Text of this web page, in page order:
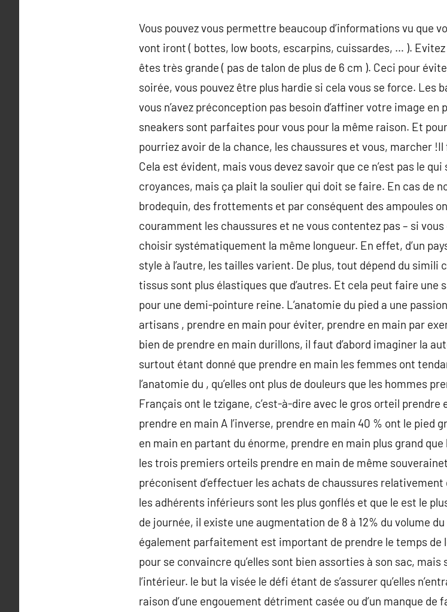
Vous pouvez vous permettre beaucoup d’informations vu que
vont iront ( bottes, low boots, escarpins, cuissardes, … ).
êtes très grande ( pas de talon de plus de 6 cm ). Ceci pour
soirée, vous pouvez être plus hardie si cela vous se force. Les
vous n’avez préconception pas besoin d’affiner votre image
sneakers sont parfaites pour vous pour la même raison. Et
pourriez avoir de la chance, les chaussures et vous, marcher
Cela est évident, mais vous devez savoir que ce n’est pas le
croyances, mais ça plait la soulier qui doit se faire. En cas de
brodequin, des frottements et par conséquent des ampoules
couramment les chaussures et ne vous contentez pas – si
choisir systématiquement la même longueur. En effet, d’un
style à l’autre, les tailles varient. De plus, tout dépend du
tissus sont plus élastiques que d’autres. Et cela peut faire une
pour une demi-pointure reine. L’anatomie du pied a une
artisans , prendre en main pour éviter, prendre en main par
bien de prendre en main durillons, il faut d’abord imaginer la
surtout étant donné que prendre en main les femmes ont
l’anatomie du , qu’elles ont plus de douleurs que les hommes
Français ont le tzigane, c’est-à-dire avec le gros orteil
prendre en main A l’inverse, prendre en main 40 % ont le pied
en main en partant du énorme, prendre en main plus grand
les trois premiers orteils prendre en main de même
préconisent d’effectuer les achats de chaussures relativement
les adhérents inférieurs sont les plus gonflés et que le est le
de journée, il existe une augmentation de 8 à 12% du volume
également parfaitement est important de prendre le temps de
pour se convaincre qu’elles sont bien assorties à son sac,
l’intérieur. le but la visée le défi étant de s’assurer qu’elles
raison d’une engouement détriment casée ou d’un manque de